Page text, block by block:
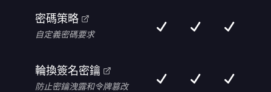
密碼策略
自定義密碼要求
輪換簽名密鑰
防止密鑰洩露和令牌篡改